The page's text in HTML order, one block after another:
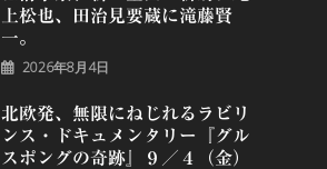
上松也、田治見要蔵に滝藤賢
一。
2026年8月4日
北欧発、無限にねじれるラビリ
ンス・ドキュメンタリー『グル
スポングの奇跡』９／４（金）